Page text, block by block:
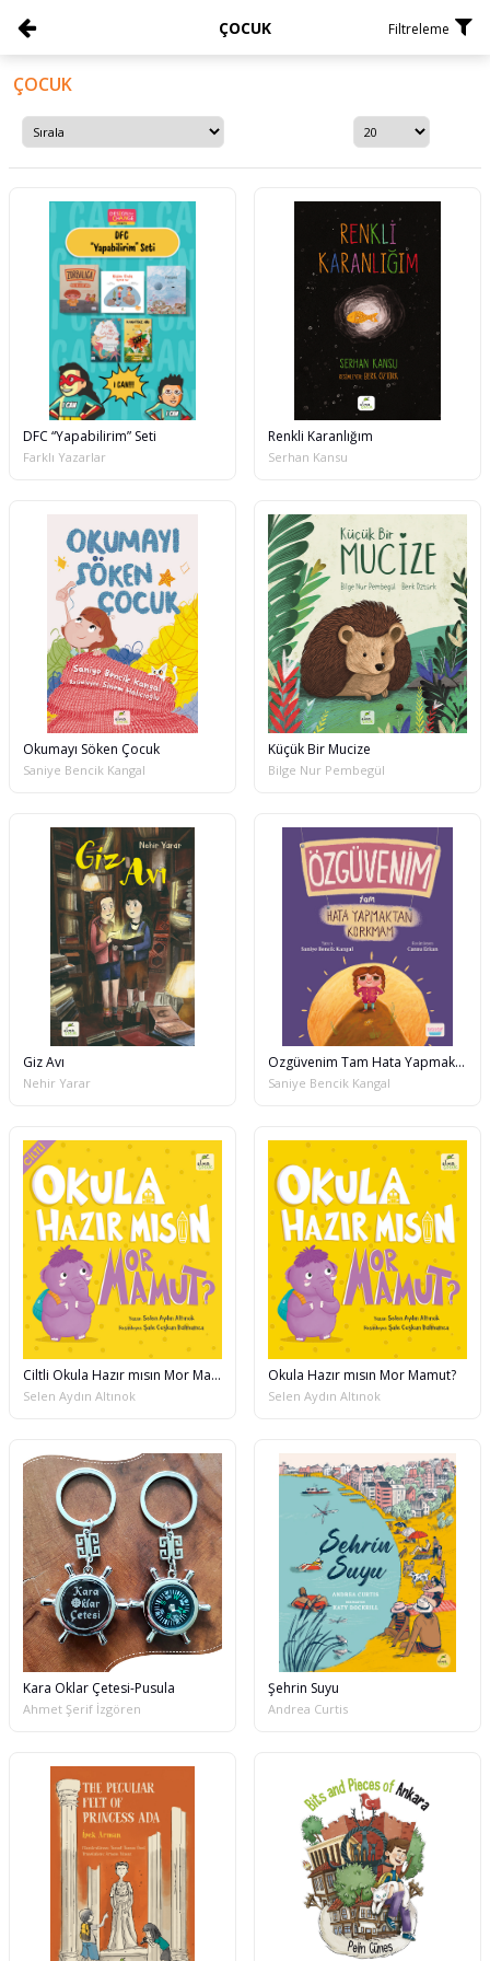
ÇOCUK Filtreleme
ÇOCUK
DFC “Yapabilirim” Seti
Farklı Yazarlar
Renkli Karanlığım
Serhan Kansu
Okumayı Söken Çocuk
Saniye Bencik Kangal
Küçük Bir Mucize
Bilge Nur Pembegül
Giz Avı
Nehir Yarar
Özgüvenim Tam Hata Yapmaktan Korkmam
Saniye Bencik Kangal
Ciltli Okula Hazır mısın Mor Mamut?
Selen Aydın Altınok
Okula Hazır mısın Mor Mamut?
Selen Aydın Altınok
Kara Oklar Çetesi-Pusula
Ahmet Şerif İzgören
Şehrin Suyu
Andrea Curtis